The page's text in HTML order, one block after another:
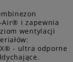
Air® i zapewnia
wentylacji
- ultra odporne